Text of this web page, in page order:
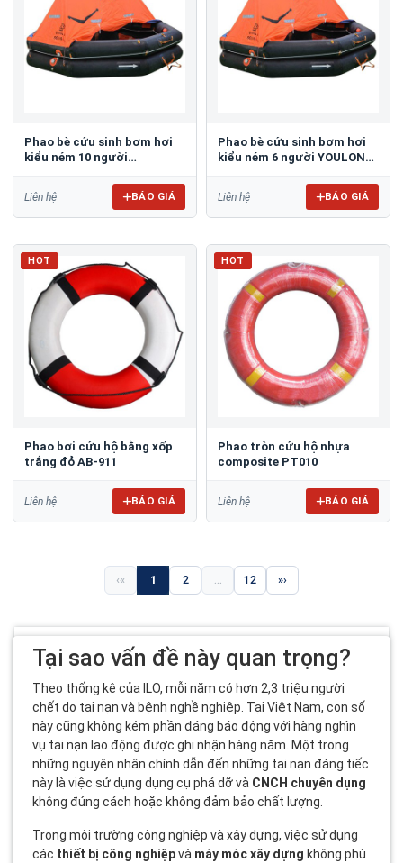
Phao bè cứu sinh bơm hơi
kiểu ném 10 người
Liên hệ BÁO GIÁ
Phao bè cứu sinh bơm hơi
kiểu ném 6 người YOULONG
Liên hệ BÁO GIÁ
HOT
Phao bơi cứu hộ bằng xốp
trắng đỏ AB-911
Liên hệ BÁO GIÁ
HOT
Phao tròn cứu hộ nhựa
composite PT010
Liên hệ BÁO GIÁ
« 1 2 ... 12 »
Tại sao vấn đề này quan trọng?
Theo thống kê của ILO, mỗi năm có hơn 2,3 triệu người
chết do tai nạn và bệnh nghề nghiệp. Tại Việt Nam, con số
này cũng không kém phần đáng báo động với hàng nghìn
vụ tai nạn lao động được ghi nhận hàng năm. Một trong
những nguyên nhân chính dẫn đến những tai nạn đáng tiếc
này là việc sử dụng dụng cụ phá dỡ và CNCH chuyên dụng
không đúng cách hoặc không đảm bảo chất lượng.
Trong môi trường công nghiệp và xây dựng, việc sử dụng
các thiết bị công nghiệpvà máy móc xây dựng không phù